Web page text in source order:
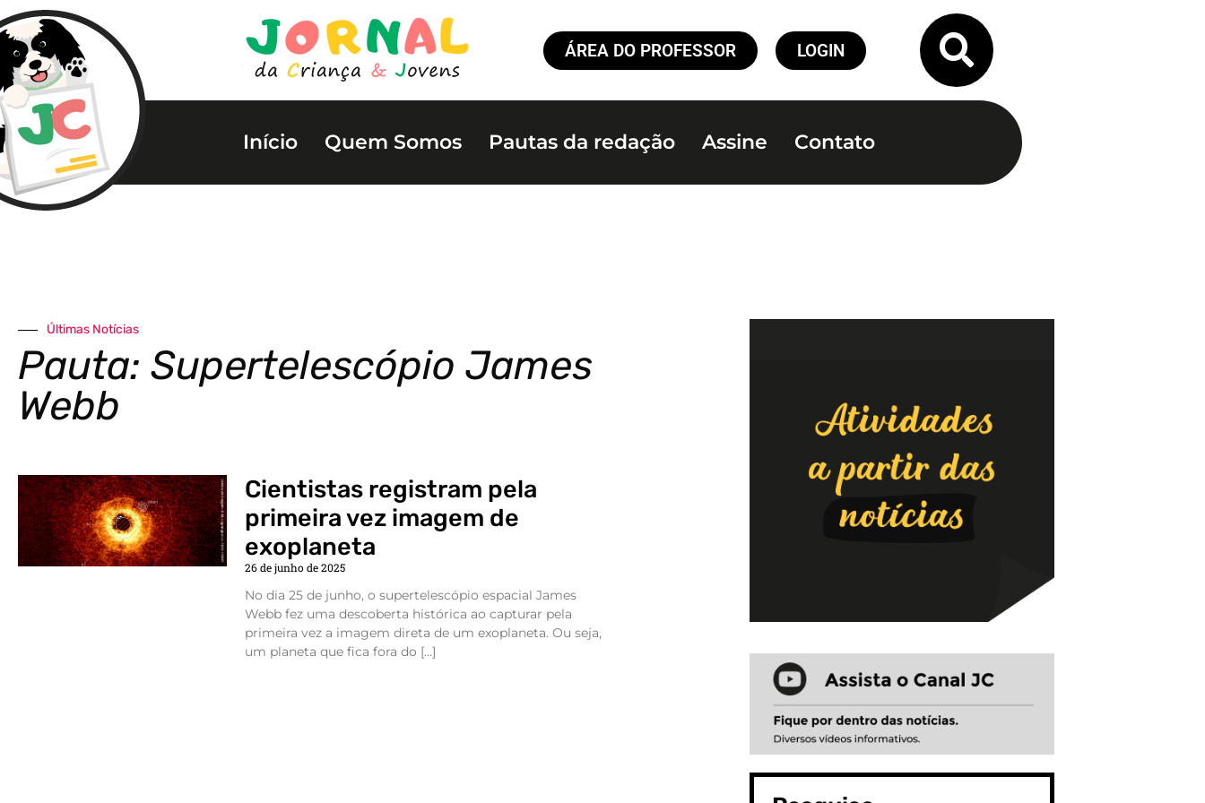
ÁREA DO PROFESSOR LOGIN
Início Quem Somos Pautas da redação Assine Contato
Últimas Notícias
Pauta: Supertelescópio James
Webb
Cientistas registram pela
primeira vez imagem de
exoplaneta
26 de junho de 2025
No dia 25 de junho, o supertelescópio espacial James
Webb fez uma descoberta histórica ao capturar pela
primeira vez a imagem direta de um exoplaneta. Ou seja,
um planeta que fica fora do […]